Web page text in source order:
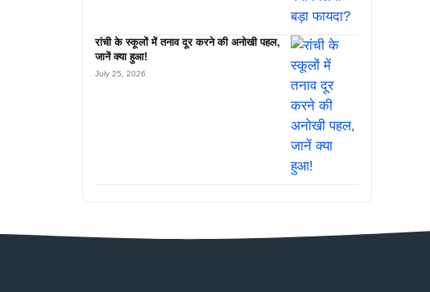
रांची के स्कूलों में तनाव दूर करने की अनोखी पहल,
जानें क्या हुआ!
July 25, 2026